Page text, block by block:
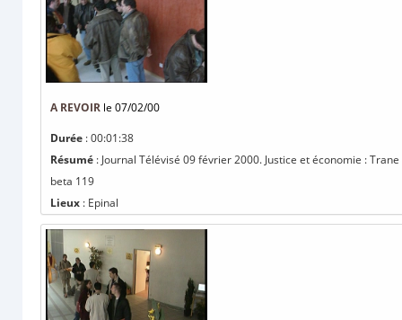
A REVOIR le 07/02/00
Durée : 00:01:38
Résumé : Journal Télévisé 09 février 2000. Justice et économie :
beta 119
Lieux : Epinal